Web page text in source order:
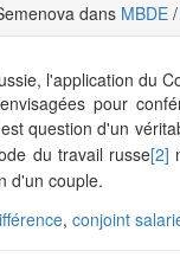
dans MBDE /
l'application du
pour
question d'un
du travail russe[2]
d'un couple.
, conjoint